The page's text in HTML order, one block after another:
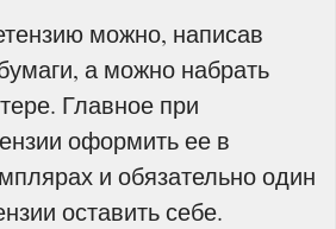
можно, написав
а можно набрать
Главное при
оформить ее в
и обязательно один
оставить себе.